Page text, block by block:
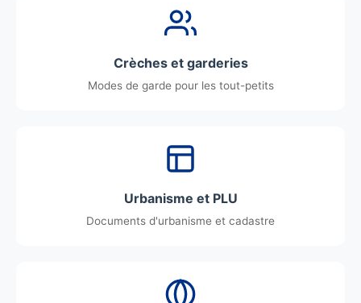
Crèches et garderies
Modes de garde pour les tout-petits
Urbanisme et PLU
Documents d'urbanisme et cadastre